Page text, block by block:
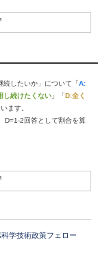
続したいか」について「A:
し続けたくない 」「D:全く
ます。
D=1-2回答として割合を算
学技術政策フェロー